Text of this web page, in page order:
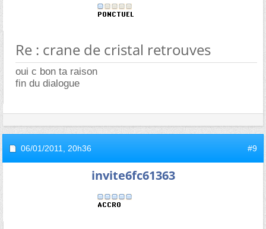
Re : crane de cristal retrouves
oui c bon ta raison
fin du dialogue
06/01/2011, 20h36 #9
invite6fc61363